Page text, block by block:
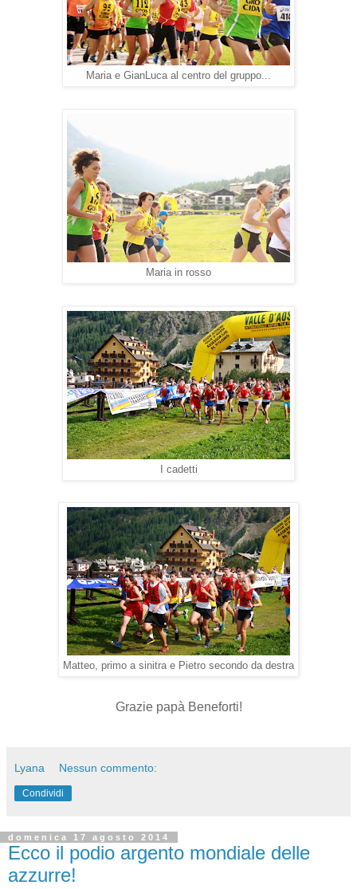
Maria e GianLuca al centro del gruppo...
Maria in rosso
I cadetti
Matteo, primo a sinitra e Pietro secondo da destra
Grazie papà Beneforti!
Lyana Nessun commento:
Condividi
domenica 17 agosto 2014
Ecco il podio argento mondiale delle
azzurre!